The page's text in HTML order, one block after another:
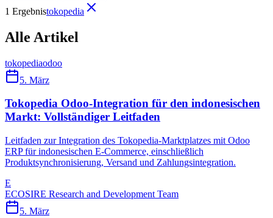
1 Ergebnistokopedia
Alle Artikel
tokopediaodoo
5. März
Tokopedia Odoo-Integration für den indonesischen
Markt: Vollständiger Leitfaden
Leitfaden zur Integration des Tokopedia-Marktplatzes mit Odoo
ERP für indonesischen E-Commerce, einschließlich
Produktsynchronisierung, Versand und Zahlungsintegration.
E
ECOSIRE Research and Development Team
5. März